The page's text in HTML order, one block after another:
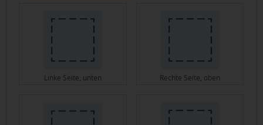
Linke Seite, unten Rechte Seite, oben